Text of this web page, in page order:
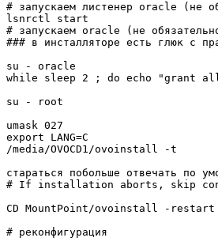
# запускаем листенер oracle (не
lsnrctl start
# запускаем oracle (не
### в инсталляторе есть глюк с
su - oracle
while sleep 2 ; do echo "grant
su - root
umask 027
export LANG=C
/media/OVOCD1/ovoinstall -t
стараться побольше отвечать по
# If installation aborts, skip
CD MountPoint/ovoinstall -restart
# реконфигурация